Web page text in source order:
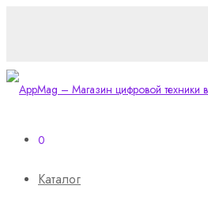
0
Каталог